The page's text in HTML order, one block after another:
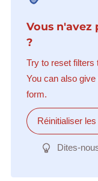
Vous
?
Try to reset filters
You can also
form.
Réinitialiser
Dites-